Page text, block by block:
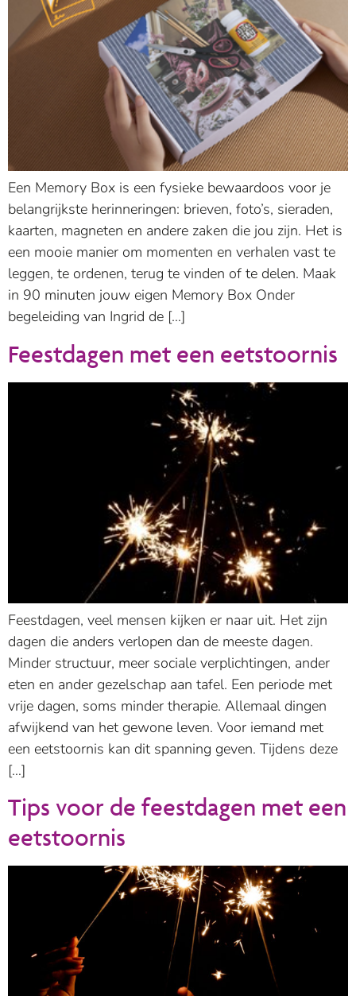
Een Memory Box is een fysieke bewaardoos voor je
belangrijkste herinneringen: brieven, foto’s, sieraden,
kaarten, magneten en andere zaken die jou zijn. Het is
een mooie manier om momenten en verhalen vast te
leggen, te ordenen, terug te vinden of te delen. Maak
in 90 minuten jouw eigen Memory Box Onder
begeleiding van Ingrid de […]
Feestdagen met een eetstoornis
Feestdagen, veel mensen kijken er naar uit. Het zijn
dagen die anders verlopen dan de meeste dagen.
Minder structuur, meer sociale verplichtingen, ander
eten en ander gezelschap aan tafel. Een periode met
vrije dagen, soms minder therapie. Allemaal dingen
afwijkend van het gewone leven. Voor iemand met
een eetstoornis kan dit spanning geven. Tijdens deze
[…]
Tips voor de feestdagen met een
eetstoornis